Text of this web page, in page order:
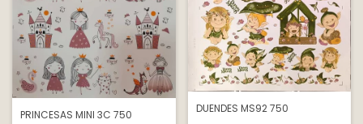
PRINCESAS MINI 3C 750 DUENDES MS92 750